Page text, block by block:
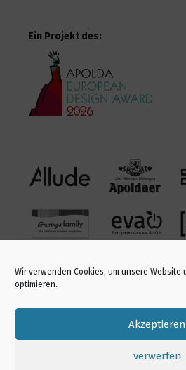
Wir verwenden Cookies, um unsere Website
optimieren.
Akzeptieren
verwerfen
Heimweh
Blurred lines
4933
5 4389
HEADMACHINE
Ein Projekt des: